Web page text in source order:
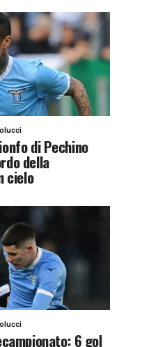
di Pechino
della
cielo
6 gol